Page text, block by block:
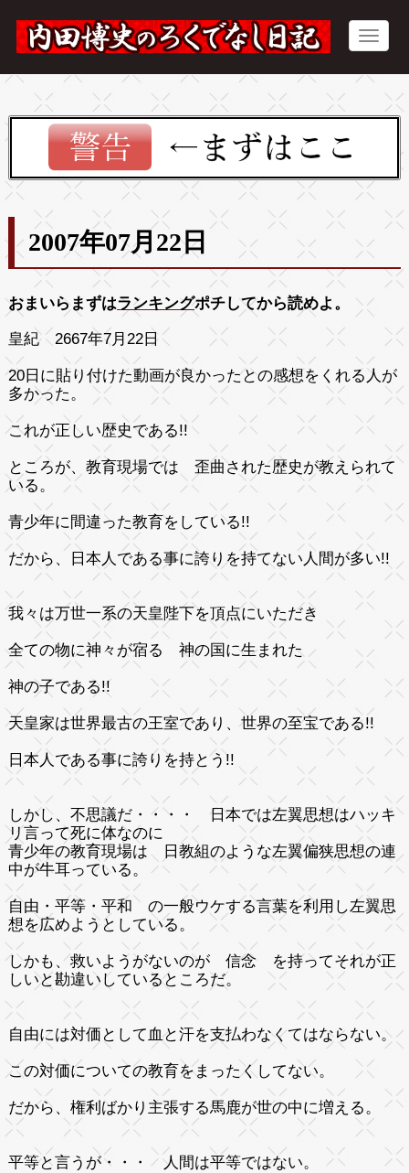
2007年07月22日
おまいらまずはランキングポチしてから読めよ。
皇紀 2667年7月22日
20日に貼り付けた動画が良かったとの感想をくれる人が
多かった。
これが正しい歴史である!!
ところが、教育現場では 歪曲された歴史が教えられて
いる。
青少年に間違った教育をしている!!
だから、日本人である事に誇りを持てない人間が多い!!
我々は万世一系の天皇陛下を頂点にいただき
全ての物に神々が宿る 神の国に生まれた
神の子である!!
天皇家は世界最古の王室であり、世界の至宝である!!
日本人である事に誇りを持とう!!
しかし、不思議だ・・・・ 日本では左翼思想はハッキ
リ言って死に体なのに
青少年の教育現場は 日教組のような左翼偏狭思想の連
中が牛耳っている。
自由・平等・平和 の一般ウケする言葉を利用し左翼思
想を広めようとしている。
しかも、救いようがないのが 信念 を持ってそれが正
しいと勘違いしているところだ。
自由には対価として血と汗を支払わなくてはならない。
この対価についての教育をまったくしてない。
だから、権利ばかり主張する馬鹿が世の中に増える。
平等と言うが・・・ 人間は平等ではない。